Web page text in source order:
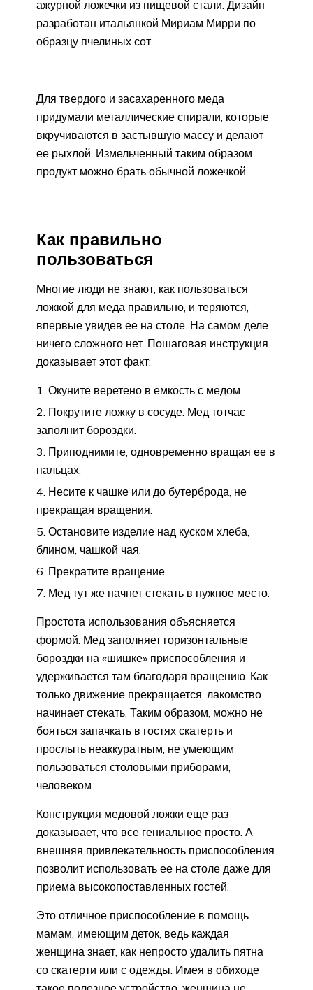
ажурной ложечки из пищевой стали. Дизайн
разработан итальянкой Мириам Мирри по
образцу пчелиных сот.
Для твердого и засахаренного меда
придумали металлические спирали, которые
вкручиваются в застывшую массу и делают
ее рыхлой. Измельченный таким образом
продукт можно брать обычной ложечкой.
Как правильно
пользоваться
Многие люди не знают, как пользоваться
ложкой для меда правильно, и теряются,
впервые увидев ее на столе. На самом деле
ничего сложного нет. Пошаговая инструкция
доказывает этот факт:
Окуните веретено в емкость с медом.
Покрутите ложку в сосуде. Мед тотчас
заполнит бороздки.
Приподнимите, одновременно вращая ее в
пальцах.
Несите к чашке или до бутерброда, не
прекращая вращения.
Остановите изделие над куском хлеба,
блином, чашкой чая.
Прекратите вращение.
Мед тут же начнет стекать в нужное место.
Простота использования объясняется
формой. Мед заполняет горизонтальные
бороздки на «шишке» приспособления и
удерживается там благодаря вращению. Как
только движение прекращается, лакомство
начинает стекать. Таким образом, можно не
бояться запачкать в гостях скатерть и
прослыть неаккуратным, не умеющим
пользоваться столовыми приборами,
человеком.
Конструкция медовой ложки еще раз
доказывает, что все гениальное просто. А
внешняя привлекательность приспособления
позволит использовать ее на столе даже для
приема высокопоставленных гостей.
Это отличное приспособление в помощь
мамам, имеющим деток, ведь каждая
женщина знает, как непросто удалить пятна
со скатерти или с одежды. Имея в обиходе